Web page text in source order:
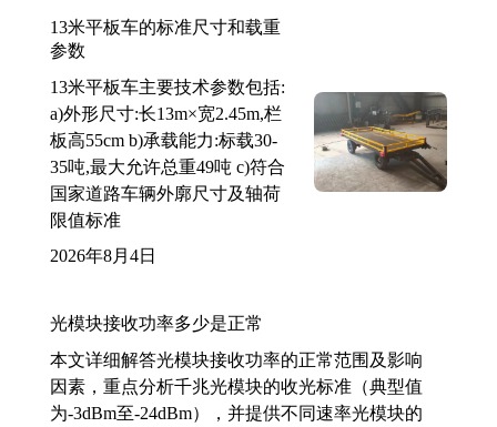
13米平板车的标准尺寸和载重
参数
13米平板车主要技术参数包括:
a)外形尺寸:长13m×宽2.45m,栏
板高55cm b)承载能力:标载30-
35吨,最大允许总重49吨 c)符合
国家道路车辆外廓尺寸及轴荷
限值标准
2026年8月4日
光模块接收功率多少是正常
本文详细解答光模块接收功率的正常范围及影响
因素，重点分析千兆光模块的收光标准（典型值
为-3dBm至-24dBm），并提供不同速率光模块的